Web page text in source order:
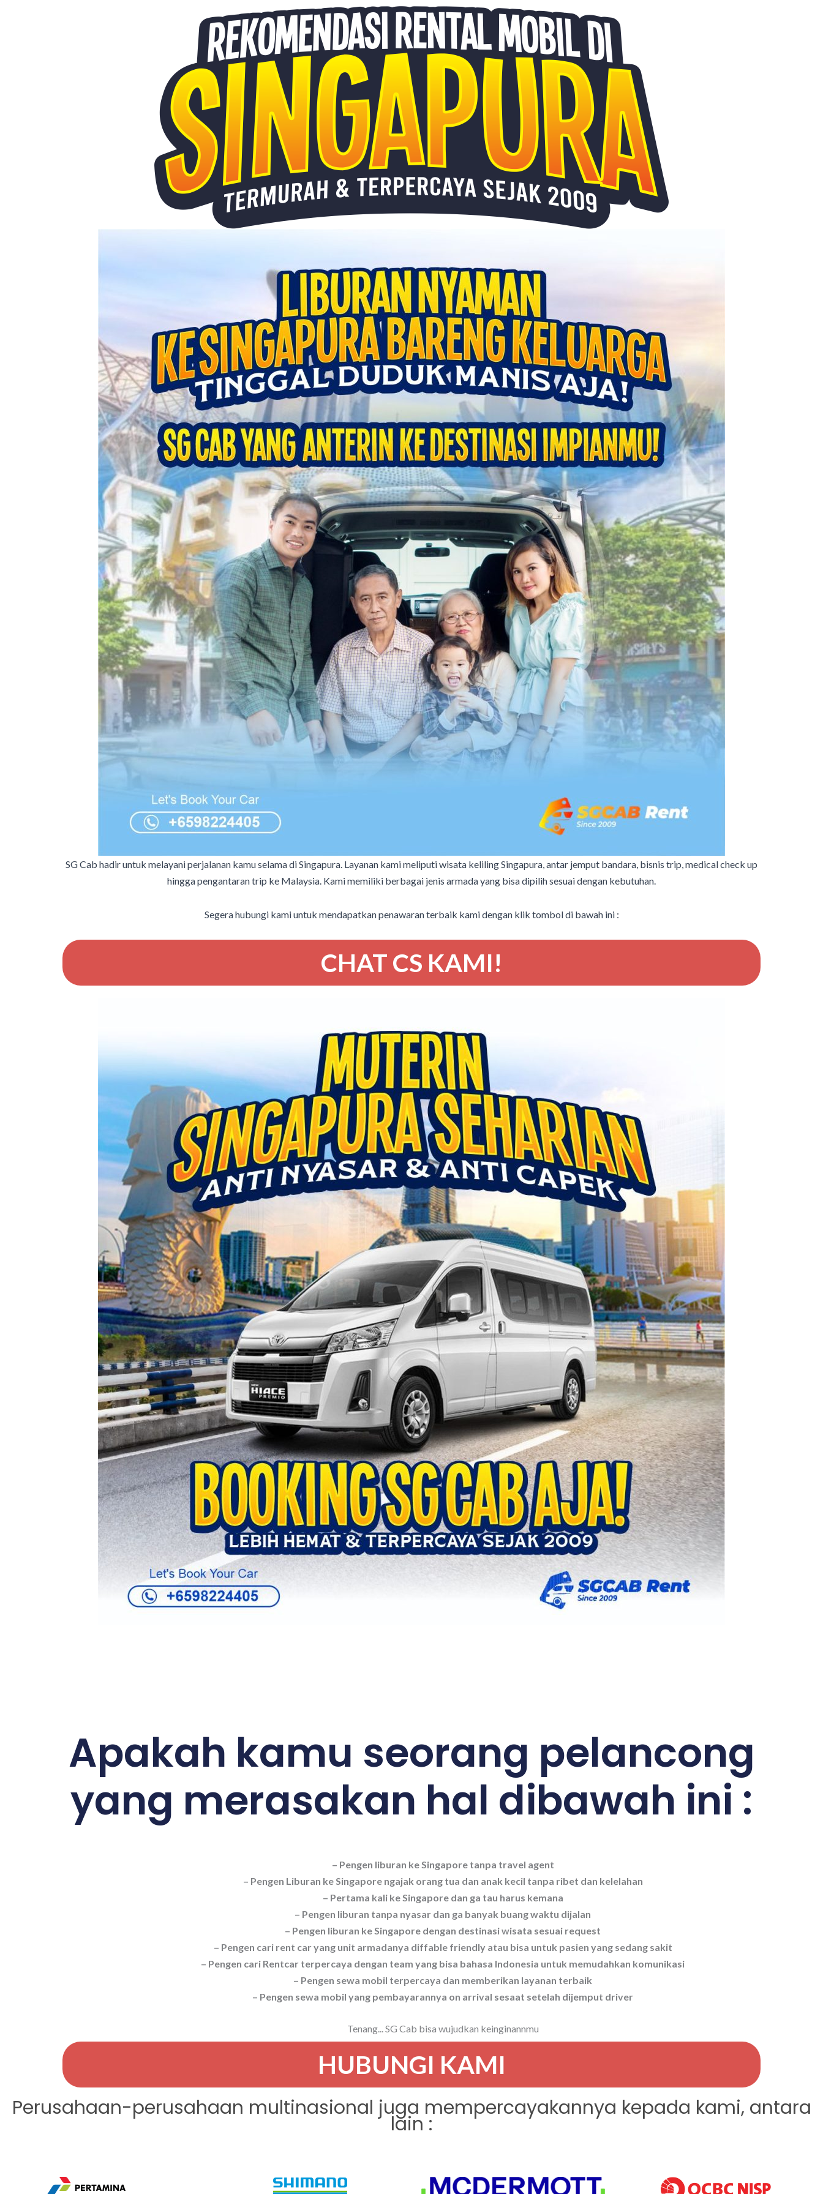
SG Cab hadir untuk melayani perjalanan kamu selama di Singapura. Layanan kami meliputi wisata keliling Singapura, antar jemput bandara, bisnis trip, medical check up
hingga pengantaran trip ke Malaysia. Kami memiliki berbagai jenis armada yang bisa dipilih sesuai dengan kebutuhan.
Segera hubungi kami untuk mendapatkan penawaran terbaik kami dengan klik tombol di bawah ini :
CHAT CS KAMI!
Apakah kamu seorang pelancong
yang merasakan hal dibawah ini :
– Pengen liburan ke Singapore tanpa travel agent
– Pengen Liburan ke Singapore ngajak orang tua dan anak kecil tanpa ribet dan kelelahan
– Pertama kali ke Singapore dan ga tau harus kemana
– Pengen liburan tanpa nyasar dan ga banyak buang waktu dijalan
– Pengen liburan ke Singapore dengan destinasi wisata sesuai request
– Pengen cari rent car yang unit armadanya diffable friendly atau bisa untuk pasien yang sedang sakit
– Pengen cari Rentcar terpercaya dengan team yang bisa bahasa Indonesia untuk memudahkan komunikasi
– Pengen sewa mobil terpercaya dan memberikan layanan terbaik
– Pengen sewa mobil yang pembayarannya on arrival sesaat setelah dijemput driver
Tenang... SG Cab bisa wujudkan keinginannmu
HUBUNGI KAMI
Perusahaan-perusahaan multinasional juga mempercayakannya kepada kami, antara
lain :